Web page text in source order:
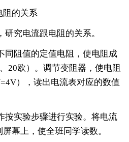
阻的关系
研究电流跟电阻的关系。
同阻值的定值电阻，使电阻成
20欧）。调节变阻器，使电阻
），读出电流表对应的数值
按实验步骤进行实验。将电流
幕上，使全班同学读数。